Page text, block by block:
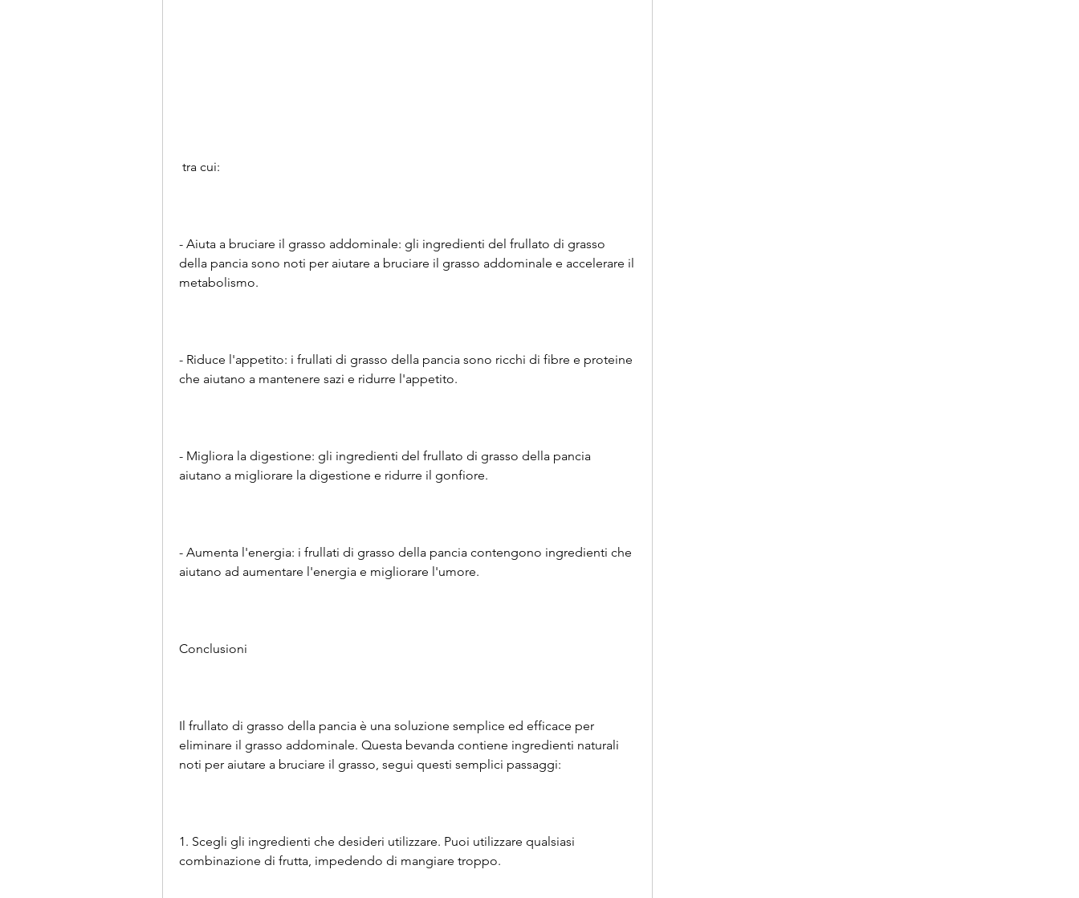
tra cui:
- Aiuta a bruciare il grasso addominale: gli ingredienti del frullato di grasso
della pancia sono noti per aiutare a bruciare il grasso addominale e accelerare il
metabolismo.
- Riduce l'appetito: i frullati di grasso della pancia sono ricchi di fibre e proteine ​​
che aiutano a mantenere sazi e ridurre l'appetito.
- Migliora la digestione: gli ingredienti del frullato di grasso della pancia
aiutano a migliorare la digestione e ridurre il gonfiore.
- Aumenta l'energia: i frullati di grasso della pancia contengono ingredienti che
aiutano ad aumentare l'energia e migliorare l'umore.
Conclusioni
Il frullato di grasso della pancia è una soluzione semplice ed efficace per
eliminare il grasso addominale. Questa bevanda contiene ingredienti naturali
noti per aiutare a bruciare il grasso, segui questi semplici passaggi:
1. Scegli gli ingredienti che desideri utilizzare. Puoi utilizzare qualsiasi
combinazione di frutta, impedendo di mangiare troppo.